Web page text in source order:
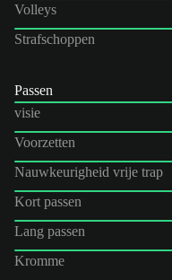
Volleys
Strafschoppen
Passen
visie
Voorzetten
Nauwkeurigheid vrije trap
Kort passen
Lang passen
Kromme